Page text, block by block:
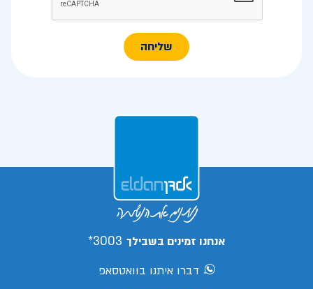
שליחה
אנחנו זמינים בשבילך 3003*
דברו איתנו בוואטסאפ